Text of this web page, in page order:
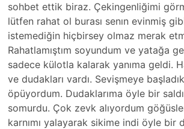
sohbet ettik biraz. Çekingenliğimi
lütfen rahat ol burası senın evinmiş
istemediğin hiçbirsey olmaz merak
Rahatlamıştım soyundum ve yatağa
sadece külotla kalarak yanıma geldi.
ve dudakları vardı. Sevişmeye
öpüyordum. Dudaklarıma öyle bir
somurdu. Çok zevk alıyordum
karnımı yalayarak sikime indi öyle bir